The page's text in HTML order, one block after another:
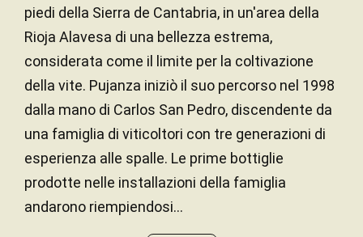
piedi della Sierra de Cantabria, in un'area della
Rioja Alavesa di una bellezza estrema,
considerata come il limite per la coltivazione
della vite. Pujanza iniziò il suo percorso nel 1998
dalla mano di Carlos San Pedro, discendente da
una famiglia di viticoltori con tre generazioni di
esperienza alle spalle. Le prime bottiglie
prodotte nelle installazioni della famiglia
andarono riempiendosi...